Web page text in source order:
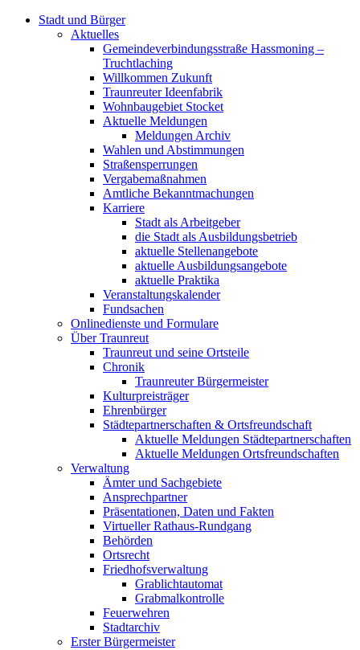
Stadt und Bürger
Aktuelles
Gemeindeverbindungsstraße Hassmoning –
Truchtlaching
Willkommen Zukunft
Traunreuter Ideenfabrik
Wohnbaugebiet Stocket
Aktuelle Meldungen
Meldungen Archiv
Wahlen und Abstimmungen
Straßensperrungen
Vergabemaßnahmen
Amtliche Bekanntmachungen
Karriere
Stadt als Arbeitgeber
die Stadt als Ausbildungsbetrieb
aktuelle Stellenangebote
aktuelle Ausbildungsangebote
aktuelle Praktika
Veranstaltungskalender
Fundsachen
Onlinedienste und Formulare
Über Traunreut
Traunreut und seine Ortsteile
Chronik
Traunreuter Bürgermeister
Kulturpreisträger
Ehrenbürger
Städtepartnerschaften & Ortsfreundschaft
Aktuelle Meldungen Städtepartnerschaften
Aktuelle Meldungen Ortsfreundschaften
Verwaltung
Ämter und Sachgebiete
Ansprechpartner
Präsentationen, Daten und Fakten
Virtueller Rathaus-Rundgang
Behörden
Ortsrecht
Friedhofsverwaltung
Grablichtautomat
Grabmalkontrolle
Feuerwehren
Stadtarchiv
Erster Bürgermeister